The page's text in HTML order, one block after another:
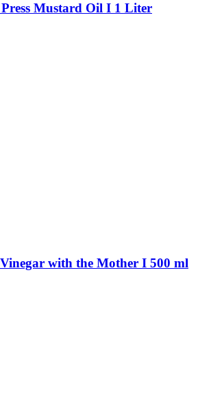
Press Mustard Oil I 1 Liter
Vinegar with the Mother I 500 ml